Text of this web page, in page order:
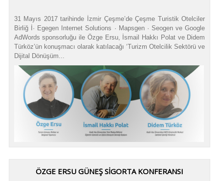
31 Mayıs 2017 tarihinde İzmir Çeşme’de Çeşme Turistik Otelciler
Birliğ İ· Egegen Internet Solutions · Mapsgen · Seogen ve Google
AdWords sponsorluğu ile Özge Ersu, İsmail Hakkı Polat ve Didem
Türköz’ün konuşmacı olarak katılacağı ‘Turizm Otelcilik Sektörü ve
Dijital Dönüşüm...
ÖZGE ERSU GÜNEŞ SİGORTA KONFERANSI